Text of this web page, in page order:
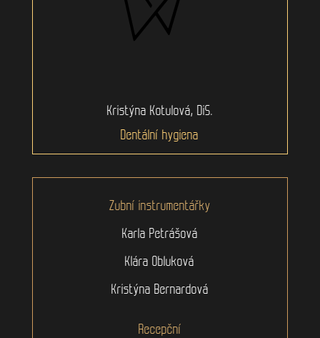
Kristýna Kotulová, DiS.
Dentální hygiena
Zubní instrumentářky
Karla Petrášová
Klára Obluková
Kristýna Bernardová
Recepční